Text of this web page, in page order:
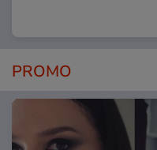
PROMO